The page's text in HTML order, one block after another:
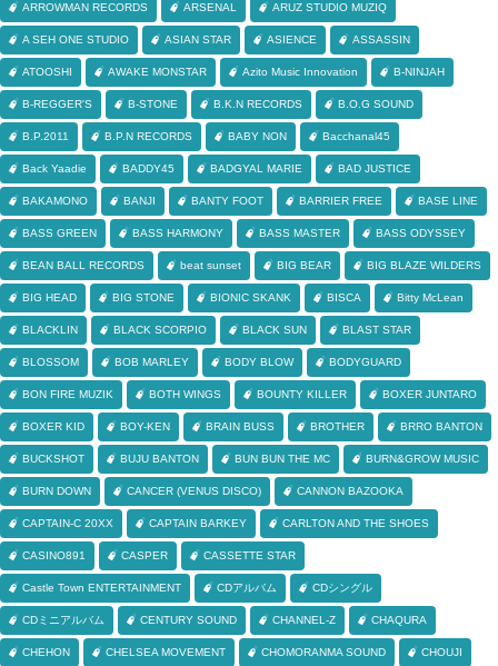
ARROWMAN RECORDS ARSENAL ARUZ STUDIO MUZIQ
A SEH ONE STUDIO ASIAN STAR ASIENCE ASSASSIN
ATOOSHI AWAKE MONSTAR Azito Music Innovation B-NINJAH
B-REGGER'S B-STONE B.K.N RECORDS B.O.G SOUND
B.P.2011 B.P.N RECORDS BABY NON Bacchanal45
Back Yaadie BADDY45 BADGYAL MARIE BAD JUSTICE
BAKAMONO BANJI BANTY FOOT BARRIER FREE BASE LINE
BASS GREEN BASS HARMONY BASS MASTER BASS ODYSSEY
BEAN BALL RECORDS beat sunset BIG BEAR BIG BLAZE WILDERS
BIG HEAD BIG STONE BIONIC SKANK BISCA Bitty McLean
BLACKLIN BLACK SCORPIO BLACK SUN BLAST STAR
BLOSSOM BOB MARLEY BODY BLOW BODYGUARD
BON FIRE MUZIK BOTH WINGS BOUNTY KILLER BOXER JUNTARO
BOXER KID BOY-KEN BRAIN BUSS BROTHER BRRO BANTON
BUCKSHOT BUJU BANTON BUN BUN THE MC BURN&GROW MUSIC
BURN DOWN CANCER (VENUS DISCO) CANNON BAZOOKA
CAPTAIN-C 20XX CAPTAIN BARKEY CARLTON AND THE SHOES
CASINO891 CASPER CASSETTE STAR
Castle Town ENTERTAINMENT CDアルバム CDシングル
CDミニアルバム CENTURY SOUND CHANNEL-Z CHAQURA
CHEHON CHELSEA MOVEMENT CHOMORANMA SOUND CHOUJI